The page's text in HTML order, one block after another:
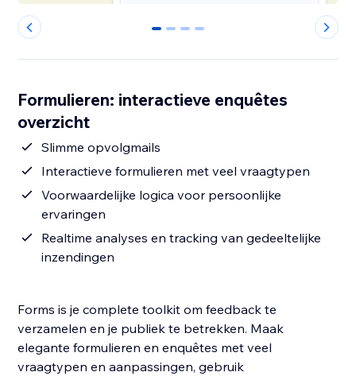
0 1 2 3
Formulieren: interactieve enquêtes
overzicht
Slimme opvolgmails
Interactieve formulieren met veel vraagtypen
Voorwaardelijke logica voor persoonlijke
ervaringen
Realtime analyses en tracking van gedeeltelijke
inzendingen
Forms is je complete toolkit om feedback te
verzamelen en je publiek te betrekken. Maak
elegante formulieren en enquêtes met veel
vraagtypen en aanpassingen, gebruik